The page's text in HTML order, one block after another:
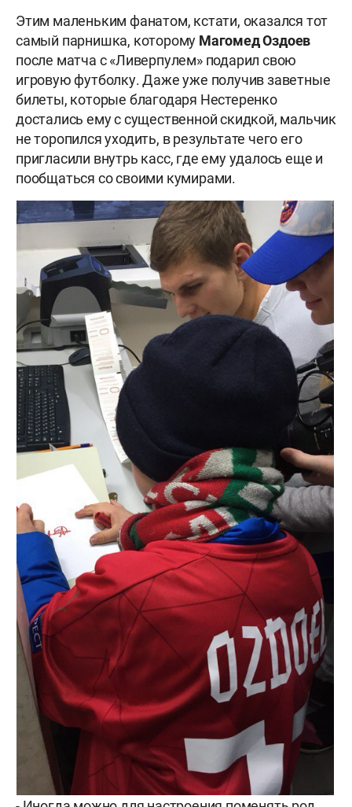
Этим маленьким фанатом, кстати, оказался тот
самый парнишка, которому Магомед Оздоев
после матча с «Ливерпулем» подарил свою
игровую футболку. Даже уже получив заветные
билеты, которые благодаря Нестеренко
достались ему с существенной скидкой, мальчик
не торопился уходить, в результате чего его
пригласили внутрь касс, где ему удалось еще и
пообщаться со своими кумирами.